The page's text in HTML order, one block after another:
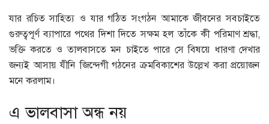
যার রচিত সাহিত্য ও যার গঠিত সংগঠন আমাকে জীবনের সবচাইতে
গুরুত্বপূর্ণ ব্যাপারে পথের দিশা দিতে সক্ষম হল তাঁকে কী পরিমাণ শ্রদ্ধা,
ভক্তি করতে ও তালবাসতে মন চাইতে পারে সে বিষয়ে ধারণা দেখার
জন্যই আসায় যীনি জিন্দেগী গঠনের ক্রমবিকাশের উল্লেখ করা প্রয়োজন
মনে করলাম।
এ ভালবাসা অন্ধ নয়